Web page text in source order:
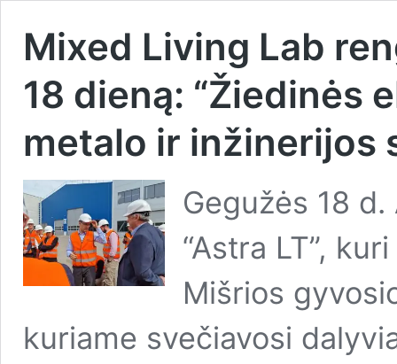
Mixed Living Lab
18 dieną: “Žiedinės
metalo ir inžinerijos
Gegužės 18
“Astra LT”,
Mišrios
kuriame svečiavosi